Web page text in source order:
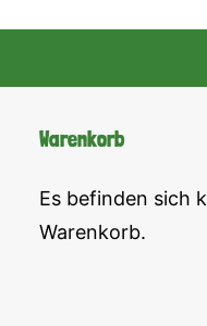
Warenkorb
Es befinden sich
Warenkorb.